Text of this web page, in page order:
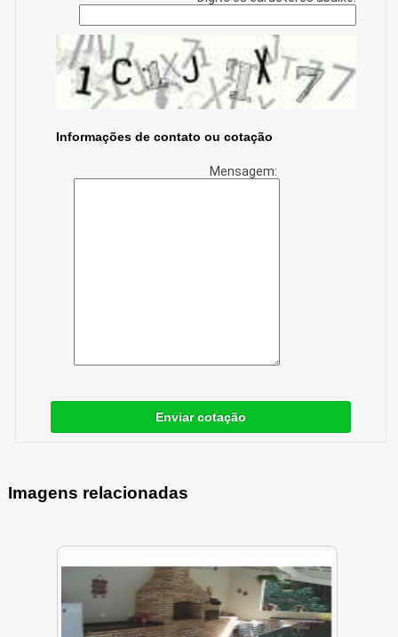
Informações de contato ou cotação
Mensagem:
Enviar cotação
Imagens relacionadas